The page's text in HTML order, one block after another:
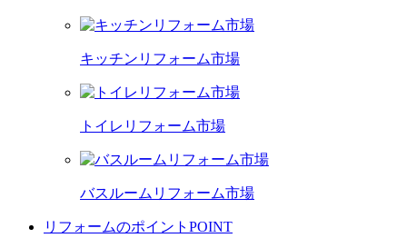
キッチンリフォーム市場
トイレリフォーム市場
バスルームリフォーム市場
リフォームのポイント POINT